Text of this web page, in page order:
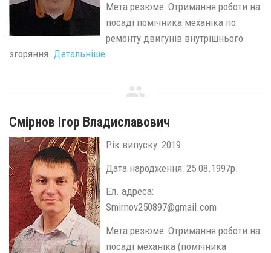
Мета резюме: Отримання роботи на
посаді помічника механіка по
ремонту двигунів внутрішнього
згоряння. Детальніше
Смірнов Ігор Владиславович
Рік випуску: 2019
Дата народження: 25 08.1997р.
Ел. адреса:
Smirnov250897@gmail.com
Мета резюме: Отримання роботи на
посаді механіка (помічника